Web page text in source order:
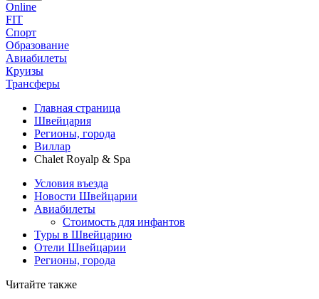
Online
FIT
Спорт
Образование
Авиабилеты
Круизы
Трансферы
Главная страница
Швейцария
Регионы, города
Виллар
Chalet Royalp & Spa
Условия въезда
Новости Швейцарии
Авиабилеты
Стоимость для инфантов
Туры в Швейцарию
Отели Швейцарии
Регионы, города
Читайте также